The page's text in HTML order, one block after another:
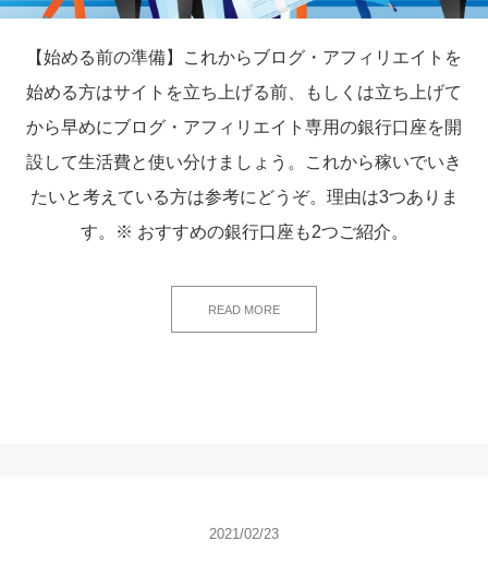
【始める前の準備】これからブログ・アフィリエイトを
始める方はサイトを立ち上げる前、もしくは立ち上げて
から早めにブログ・アフィリエイト専用の銀行口座を開
設して生活費と使い分けましょう。これから稼いでいき
たいと考えている方は参考にどうぞ。理由は3つありま
す。※ おすすめの銀行口座も2つご紹介。
READ MORE
2021/02/23